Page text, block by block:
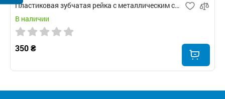
Пластиковая зубчатая рейка с металлическим сердечником
В наличии
350 ₴